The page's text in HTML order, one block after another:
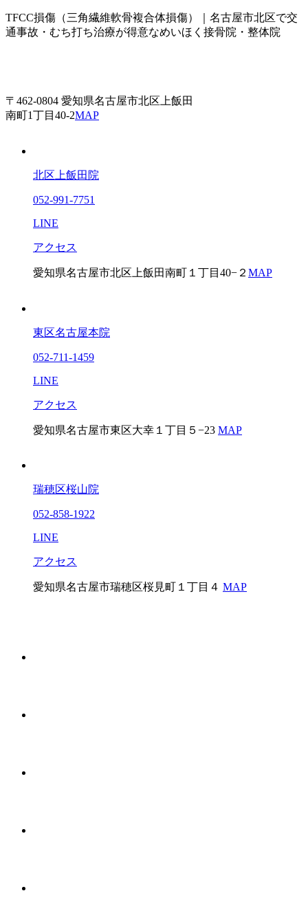
TFCC損傷（三角繊維軟骨複合体損傷）｜名古屋市北区で交
通事故・むち打ち治療が得意なめいほく接骨院・整体院
〒462-0804 愛知県名古屋市北区上飯田
南町1丁目40-2MAP
北区上飯田院
052-991-7751
LINE
アクセス
愛知県名古屋市北区上飯田南町１丁目40−２ MAP
東区名古屋本院
052-711-1459
LINE
アクセス
愛知県名古屋市東区大幸１丁目５−23 MAP
瑞穂区桜山院
052-858-1922
LINE
アクセス
愛知県名古屋市瑞穂区桜見町１丁目４ MAP